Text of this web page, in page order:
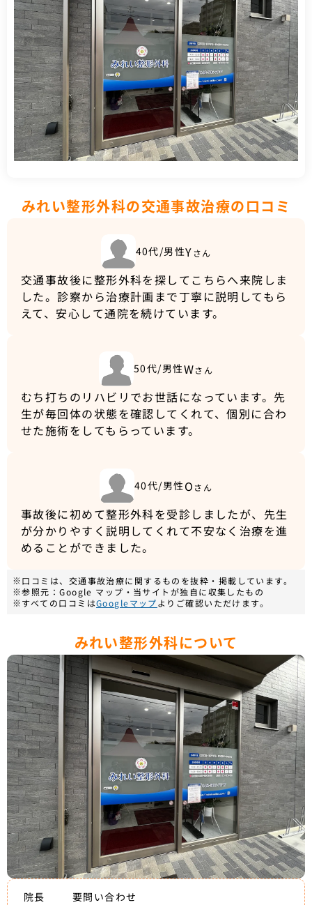
みれい整形外科の交通事故治療の口コミ
40代/男性Y さん
交通事故後に整形外科を探してこちらへ来院しま
した。診察から治療計画まで丁寧に説明してもら
えて、安心して通院を続けています。
50代/男性Wさん
むち打ちのリハビリでお世話になっています。先
生が毎回体の状態を確認してくれて、個別に合わ
せた施術をしてもらっています。
40代/男性O さん
事故後に初めて整形外科を受診しましたが、先生
が分かりやすく説明してくれて不安なく治療を進
めることができました。
※口コミは、交通事故治療に関するものを抜粋・掲載しています。
※参照元：Google マップ・当サイトが独自に収集したもの
※すべての口コミはGoogleマップよりご確認いただけます。
みれい整形外科について
院長
要問い合わせ